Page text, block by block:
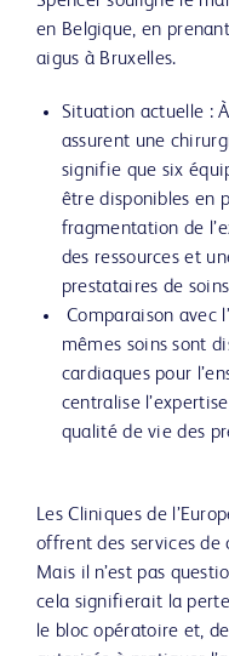
en Belgique, en
aigus à Bruxelles.
Situation actuelle :
assurent une
signifie que six
être disponibles en
fragmentation de
des ressources et
prestataires de
Comparaison avec
mêmes soins sont
cardiaques pour
centralise
qualité de vie des
Les Cliniques de
offrent des services de
Mais il n’est pas
cela signifierait la
le bloc opératoire et,